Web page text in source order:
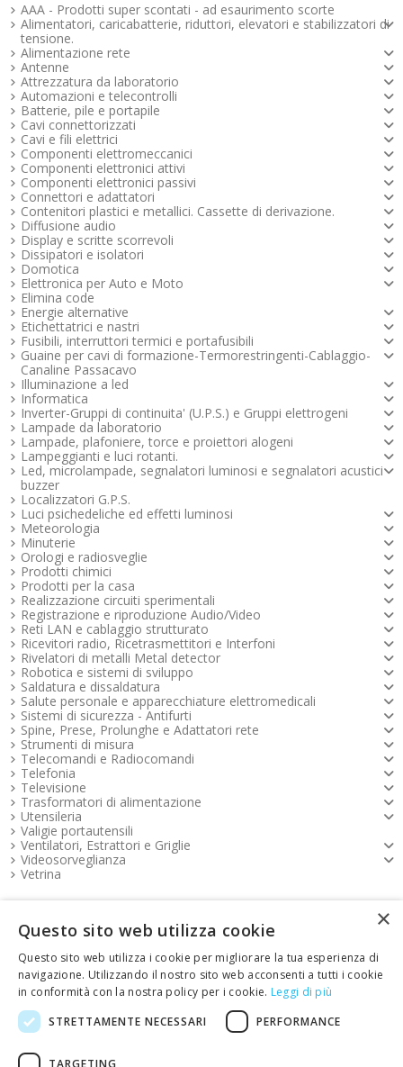
AAA - Prodotti super scontati - ad esaurimento scorte
Alimentatori, caricabatterie, riduttori, elevatori e stabilizzatori di
tensione.
Alimentazione rete
Antenne
Attrezzatura da laboratorio
Automazioni e telecontrolli
Batterie, pile e portapile
Cavi connettorizzati
Cavi e fili elettrici
Componenti elettromeccanici
Componenti elettronici attivi
Componenti elettronici passivi
Connettori e adattatori
Contenitori plastici e metallici. Cassette di derivazione.
Diffusione audio
Display e scritte scorrevoli
Dissipatori e isolatori
Domotica
Elettronica per Auto e Moto
Elimina code
Energie alternative
Etichettatrici e nastri
Fusibili, interruttori termici e portafusibili
Guaine per cavi di formazione-Termorestringenti-Cablaggio-
Canaline Passacavo
Illuminazione a led
Informatica
Inverter-Gruppi di continuita' (U.P.S.) e Gruppi elettrogeni
Lampade da laboratorio
Lampade, plafoniere, torce e proiettori alogeni
Lampeggianti e luci rotanti.
Led, microlampade, segnalatori luminosi e segnalatori acustici -
buzzer
Localizzatori G.P.S.
Luci psichedeliche ed effetti luminosi
Meteorologia
Minuterie
Orologi e radiosveglie
Prodotti chimici
Prodotti per la casa
Realizzazione circuiti sperimentali
Registrazione e riproduzione Audio/Video
Reti LAN e cablaggio strutturato
Ricevitori radio, Ricetrasmettitori e Interfoni
Rivelatori di metalli Metal detector
Robotica e sistemi di sviluppo
Saldatura e dissaldatura
Salute personale e apparecchiature elettromedicali
Sistemi di sicurezza - Antifurti
Spine, Prese, Prolunghe e Adattatori rete
Strumenti di misura
Telecomandi e Radiocomandi
Telefonia
Televisione
Trasformatori di alimentazione
Utensileria
Valigie portautensili
Ventilatori, Estrattori e Griglie
Videosorveglianza
Vetrina
Pagamenti FOOTER
Copyright e contatti FOOTER
link Emotion FOOTER
×
Questo sito web utilizza cookie
Questo sito web utilizza i cookie per migliorare la tua esperienza di
navigazione. Utilizzando il nostro sito web acconsenti a tutti i cookie
in conformità con la nostra policy per i cookie. Leggi di più
STRETTAMENTE NECESSARI
PERFORMANCE
TARGETING